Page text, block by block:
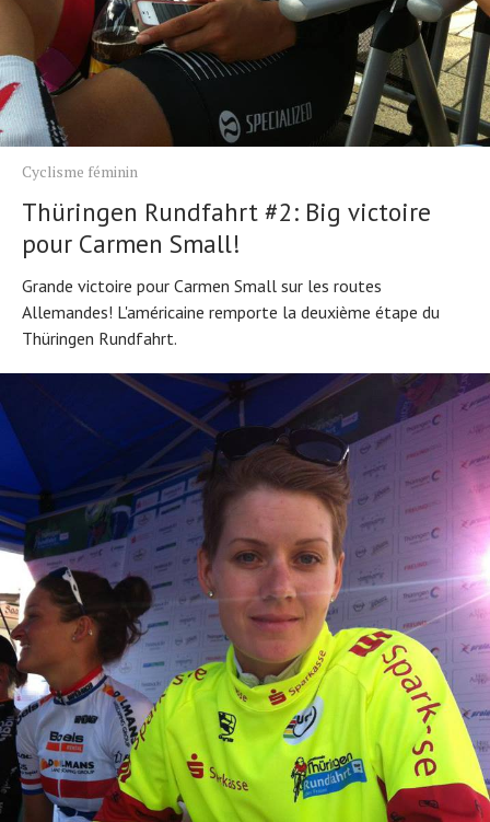
Cyclisme féminin
Thüringen Rundfahrt #2: Big victoire
pour Carmen Small!
Grande victoire pour Carmen Small sur les routes
Allemandes! L'américaine remporte la deuxième étape du
Thüringen Rundfahrt.